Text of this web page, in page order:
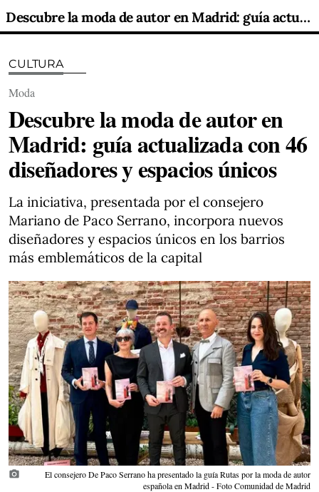
Descubre la moda de autor en Madrid: guía actualizada con 46 diseñadores y espacios únicos
CULTURA
Moda
Descubre la moda de autor en
Madrid: guía actualizada con 46
diseñadores y espacios únicos
La iniciativa, presentada por el consejero
Mariano de Paco Serrano, incorpora nuevos
diseñadores y espacios únicos en los barrios
más emblemáticos de la capital
photo_camera
El consejero De Paco Serrano ha presentado la guía Rutas por la moda de autor
española en Madrid - Foto Comunidad de Madrid